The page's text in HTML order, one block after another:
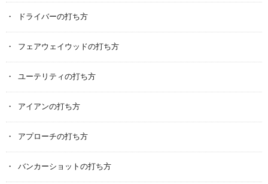
ドライバーの打ち方
フェアウェイウッドの打ち方
ユーテリティの打ち方
アイアンの打ち方
アプローチの打ち方
バンカーショットの打ち方